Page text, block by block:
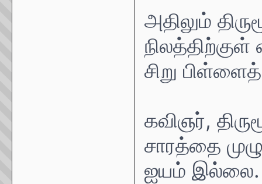
அதிலும்
சிறு
கவிஞர்,
சாரத்தை
ஐயம் இல்லை.